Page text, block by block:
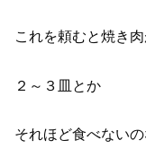
これを頼むと焼き
２～３皿とか
それほど食べない